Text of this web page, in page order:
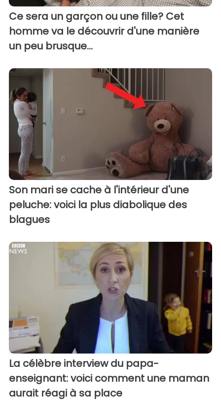
Ce sera un garçon ou une fille? Cet
homme va le découvrir d'une manière
un peu brusque...
Son mari se cache à l'intérieur d'une
peluche: voici la plus diabolique des
blagues
La célèbre interview du papa-
enseignant: voici comment une maman
aurait réagi à sa place